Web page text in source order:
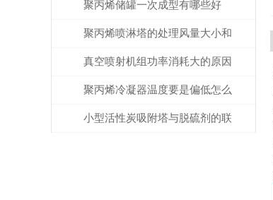
作有哪些？
聚丙烯储罐一次成型有哪些好
处？
聚丙烯喷淋塔的处理风量大小和
什么有关？
真空喷射机组功率消耗大的原因
解析
聚丙烯冷凝器温度要是偏低怎么
排除？
小型活性炭吸附塔与脱硫剂的联